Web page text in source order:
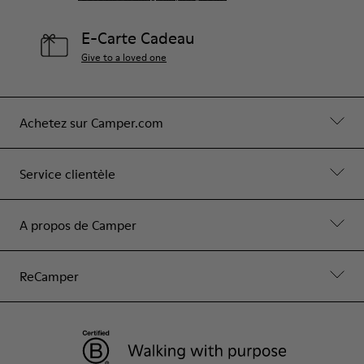
Achetez sur Camper.com
Service clientèle
A propos de Camper
ReCamper
E-Carte Cadeau
Give to a loved one